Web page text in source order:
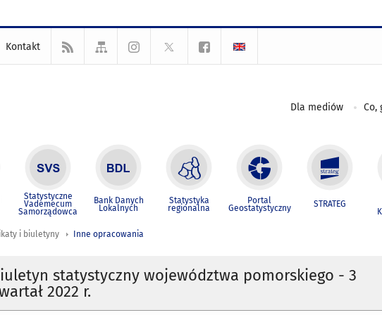
Kontakt
Dla mediów Co,
Statystyczne
Vademecum
Samorządowca
Bank Danych
Lokalnych
Statystyka
regionalna
Portal
Geostatystyczny STRATEG
i biuletyny Inne opracowania
statystyczny województwa pomorskiego - 3
2022 r.